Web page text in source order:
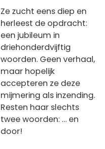
Ze zucht eens diep en
herleest de opdracht:
een jubileum in
driehonderdvijftig
woorden. Geen verhaal,
maar hopelijk
accepteren ze deze
mijmering als inzending.
Resten haar slechts
twee woorden: … en
door!